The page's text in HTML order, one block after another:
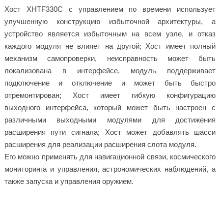
Хост XHTF330C с управлением по времени использует
улучшенную конструкцию избыточной архитектуры, а
устройство является избыточным на всем узле, и отказ
каждого модуля не влияет на другой; Хост имеет полный
механизм самопроверки, неисправность может быть
локализована в интерфейсе, модуль поддерживает
подключение и отключение и может быть быстро
отремонтирован; Хост имеет гибкую конфигурацию
выходного интерфейса, который может быть настроен с
различными выходными модулями для достижения
расширения пути сигнала; Хост может добавлять шасси
расширения для реализации расширения слота модуля.
Его можно применять для навигационной связи, космического
мониторинга и управления, астрономических наблюдений, а
также запуска и управления оружием.